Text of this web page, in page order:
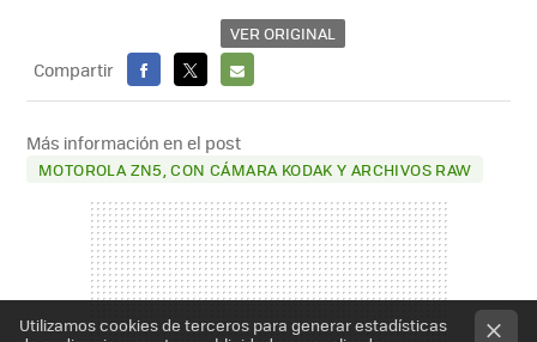
VER ORIGINAL
Compartir
FACEBOOK
X
E-
MAIL
Más información en el post
MOTOROLA ZN5, CON CÁMARA KODAK Y ARCHIVOS RAW
Utilizamos cookies de terceros para generar estadísticas